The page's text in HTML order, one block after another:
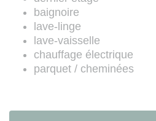
les articles L. 223-1
Code de la
: www.bloctel.gouv.fr
baignoire
lave-linge
lave-vaisselle
chauffage électrique
parquet / cheminées